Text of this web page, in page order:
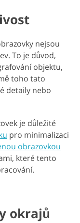
nejsou
To je důvod,
objektu,
toho tato
detaily nebo
je důležité
pro minimalizaci
obrazovkou
které tento
okrajů